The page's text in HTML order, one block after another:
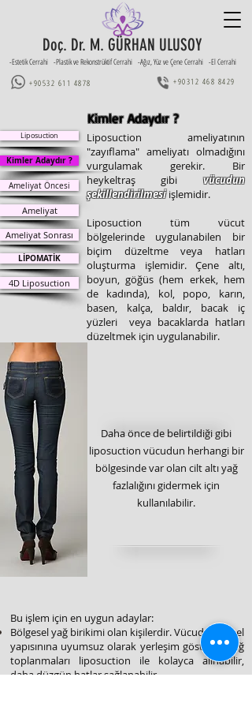
-Estetik Cerrahi -Plastik ve Rekonstrüktif Cerrahi -Ağız, Yüz ve Çene Cerrahi -El Cerrahi
Doç. Dr. M. GÜRHAN ULUSOY
+90532 611 4878 +90312 468 8429
Kimler Adaydır ?
Liposuction ameliyatının
"zayıflama" ameliyatı olmadığını
vurgulamak gerekir. Bir
heykeltraş gibi
vücudun
şekillendirilmesiişlemidir.
Liposuction tüm vücut
bölgelerinde uygulanabilen bir
biçim düzeltme veya hatları
oluşturma işlemidir. Çene altı,
boyun, göğüs (hem erkek, hem
de kadında), kol, popo, karın,
basen, kalça, baldır, bacak iç
yüzleri veya bacaklarda hatları
düzeltmek için uygulanabilir.
Daha önce de belirtildiği gibi
liposuction vücudun herhangi bir
bölgesinde var olan cilt altı yağ
fazlalığını gidermek için
kullanılabilir.
Liposuction
Kimler Adaydır ?
Ameliyat Öncesi
Ameliyat
Ameliyat Sonrası
LİPOMATİK
4D Liposuction
Bu işlem için en uygun adaylar:
Bölgesel yağ birikimi olan kişilerdir. Vücudun genel
yapısınına uyumsuz olarak yerleşim gösteren yağ
toplanmaları liposuction ile kolayca alınabilir,
daha düzgün hatlar sağlanabilir.